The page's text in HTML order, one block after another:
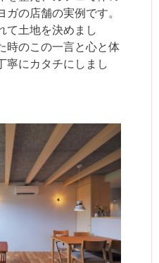
の店舗の実例です。
て土地を決めまし
時のこの一言と心と体
寧にカタチにしまし